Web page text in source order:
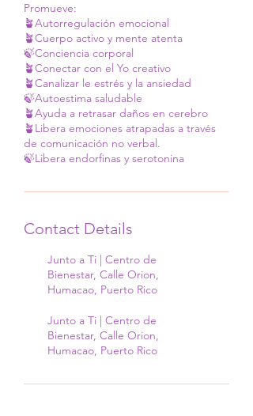
Promueve:
🪴Autorregulación emocional
🪴Cuerpo activo y mente atenta
🍃Conciencia corporal
🪴Conectar con el Yo creativo
🪴Canalizar le estrés y la ansiedad
🍃Autoestima saludable
🪴Ayuda a retrasar daños en cerebro
🪴Libera emociones atrapadas a través
de comunicación no verbal.
🍃Libera endorfinas y serotonina
Contact Details
Junto a Ti | Centro de
Bienestar, Calle Orion,
Humacao, Puerto Rico
Junto a Ti | Centro de
Bienestar, Calle Orion,
Humacao, Puerto Rico